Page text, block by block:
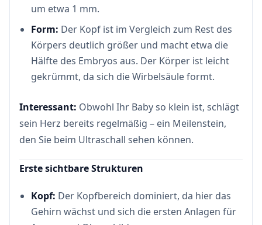
um etwa 1 mm.
Form: Der Kopf ist im Vergleich zum Rest des
Körpers deutlich größer und macht etwa die
Hälfte des Embryos aus. Der Körper ist leicht
gekrümmt, da sich die Wirbelsäule formt.
Interessant: Obwohl Ihr Baby so klein ist, schlägt
sein Herz bereits regelmäßig – ein Meilenstein,
den Sie beim Ultraschall sehen können.
Erste sichtbare Strukturen
Kopf: Der Kopfbereich dominiert, da hier das
Gehirn wächst und sich die ersten Anlagen für